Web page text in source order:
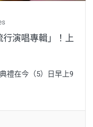
演唱專輯」！上
禮在今（5）日早上9